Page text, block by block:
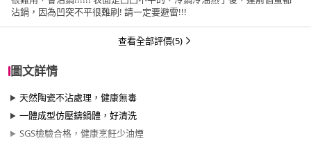
沾鍋，因為凹突不平很難刷! 請一定要避雷!!!
查看全部評價(5)
圖文詳情
天然陶瓷不沾處理，健康無毒
一體成型仿壓鑄鍋體，好清洗
SGS檢驗合格，健康烹飪少油煙